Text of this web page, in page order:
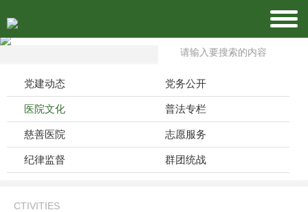
党建动态 党务公开
医院文化 普法专栏
慈善医院 志愿服务
纪律监督 群团统战
CTIVITIES